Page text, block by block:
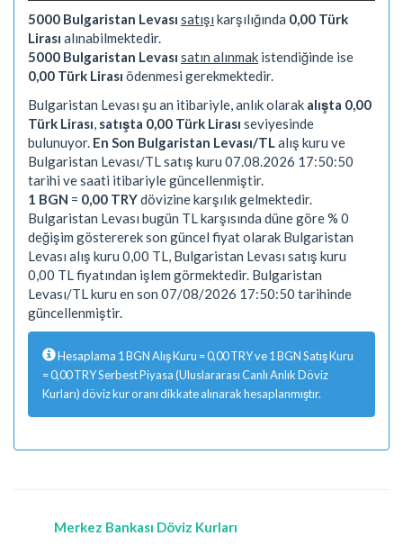
5000 Bulgaristan Levası satışı karşılığında 0,00 Türk
Lirası alınabilmektedir.
5000 Bulgaristan Levası satın alınmak istendiğinde ise
0,00 Türk Lirası ödenmesi gerekmektedir.
Bulgaristan Levası şu an itibariyle, anlık olarak alışta 0,00
Türk Lirası satışta 0,00 Türk Lirası seviyesinde
bulunuyor. En Son Bulgaristan Levası/TL alış kuru ve
Bulgaristan Levası/TL satış kuru 07.08.2026 17:50:50
tarihi ve saati itibariyle güncellenmiştir.
1 BGN = 0,00 TRYdövizine karşılık gelmektedir.
Bulgaristan Levası bugün TL karşısında düne göre % 0
değişim göstererek son güncel fiyat olarak Bulgaristan
Levası alış kuru 0,00 TL, Bulgaristan Levası satış kuru
0,00 TL fiyatından işlem görmektedir. Bulgaristan
Levası/TL kuru en son 07/08/2026 17:50:50 tarihinde
güncellenmiştir.
Hesaplama 1 BGN Alış Kuru = 0,00 TRY ve 1 BGN Satış Kuru
= 0,00 TRY Serbest Piyasa (Uluslararası Canlı Anlık Döviz
Kurları) döviz kur oranı dikkate alınarak hesaplanmıştır.
Merkez Bankası Döviz Kurları